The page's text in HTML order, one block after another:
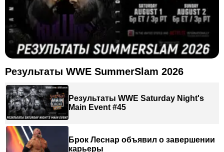
Результаты WWE SummerSlam 2026
Результаты WWE Saturday Night's
Main Event #45
Брок Леснар объявил о завершении
карьеры